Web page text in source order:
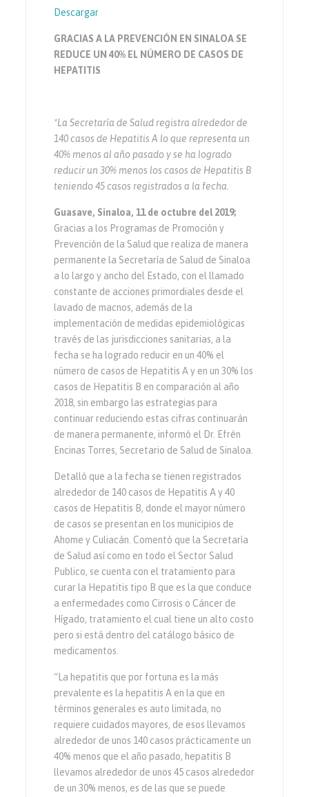
Descargar
GRACIAS A LA PREVENCIÓN EN SINALOA SE
REDUCE UN 40% EL NÚMERO DE CASOS DE
HEPATITIS
*La Secretaría de Salud registra alrededor de
140 casos de Hepatitis A lo que representa un
40% menos al año pasado y se ha logrado
reducir un 30% menos los casos de Hepatitis B
teniendo 45 casos registrados a la fecha.
Guasave, Sinaloa, 11 de octubre del 2019;
Gracias a los Programas de Promoción y
Prevención de la Salud que realiza de manera
permanente la Secretaría de Salud de Sinaloa
a lo largo y ancho del Estado, con el llamado
constante de acciones primordiales desde el
lavado de macnos, además de la
implementación de medidas epidemiológicas
través de las jurisdicciones sanitarias, a la
fecha se ha logrado reducir en un 40% el
número de casos de Hepatitis A y en un 30% los
casos de Hepatitis B en comparación al año
2018, sin embargo las estrategias para
continuar reduciendo estas cifras continuarán
de manera permanente, informó el Dr. Efrén
Encinas Torres, Secretario de Salud de Sinaloa.
Detalló que a la fecha se tienen registrados
alrededor de 140 casos de Hepatitis A y 40
casos de Hepatitis B, donde el mayor número
de casos se presentan en los municipios de
Ahome y Culiacán. Comentó que la Secretaría
de Salud así como en todo el Sector Salud
Publico, se cuenta con el tratamiento para
curar la Hepatitis tipo B que es la que conduce
a enfermedades como Cirrosis o Cáncer de
Hígado, tratamiento el cual tiene un alto costo
pero si está dentro del catálogo básico de
medicamentos.
“La hepatitis que por fortuna es la más
prevalente es la hepatitis A en la que en
términos generales es auto limitada, no
requiere cuidados mayores, de esos llevamos
alrededor de unos 140 casos prácticamente un
40% menos que el año pasado, hepatitis B
llevamos alrededor de unos 45 casos alrededor
de un 30% menos, es de las que se puede